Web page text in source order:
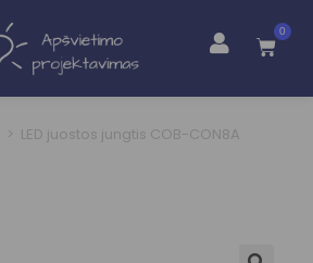
0
> LED juostos jungtis COB-CON8A